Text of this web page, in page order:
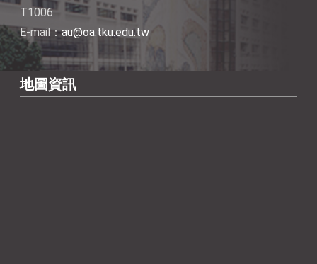
T1006
E-mail：au@oa.tku.edu.tw
地圖資訊